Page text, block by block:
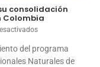
consolidación
Colombia
en
RedSerPaz
avanza
del programa
Naturales de